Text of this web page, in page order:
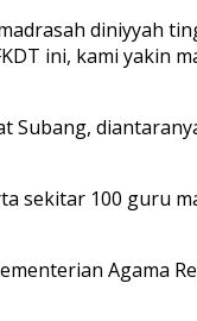
diniyyah
ini, kami yakin
sekitar 100 guru
Agama